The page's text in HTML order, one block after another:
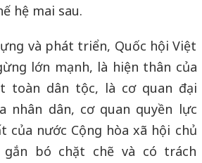
hệ mai sau.
và phát triển, Quốc hội Việt
lớn mạnh, là hiện thân của
toàn dân tộc, là cơ quan đại
nhân dân, cơ quan quyền lực
của nước Cộng hòa xã hội chủ
gắn bó chặt chẽ và có trách